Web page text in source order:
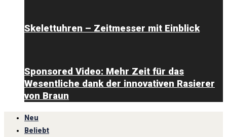
Skelettuhren – Zeitmesser mit Einblick
Sponsored Video: Mehr Zeit für das
Wesentliche dank der innovativen Rasierer
von Braun
Neu
Beliebt